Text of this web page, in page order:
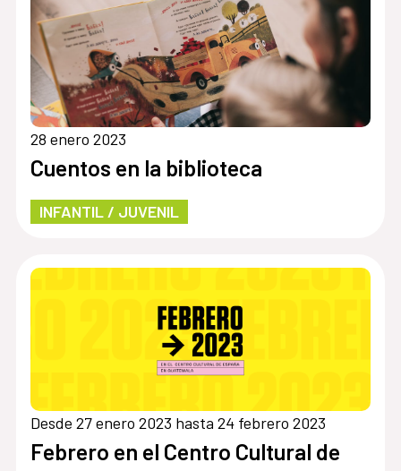
28 enero 2023
Cuentos en la biblioteca
INFANTIL / JUVENIL
Desde 27 enero 2023 hasta 24 febrero 2023
Febrero en el Centro Cultural de